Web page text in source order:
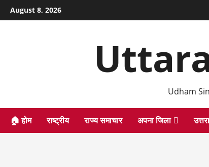
Skip
to
August 8, 2026
Udham
🏠 होम राष्ट्रीय राज्य समाचार अपना जिला